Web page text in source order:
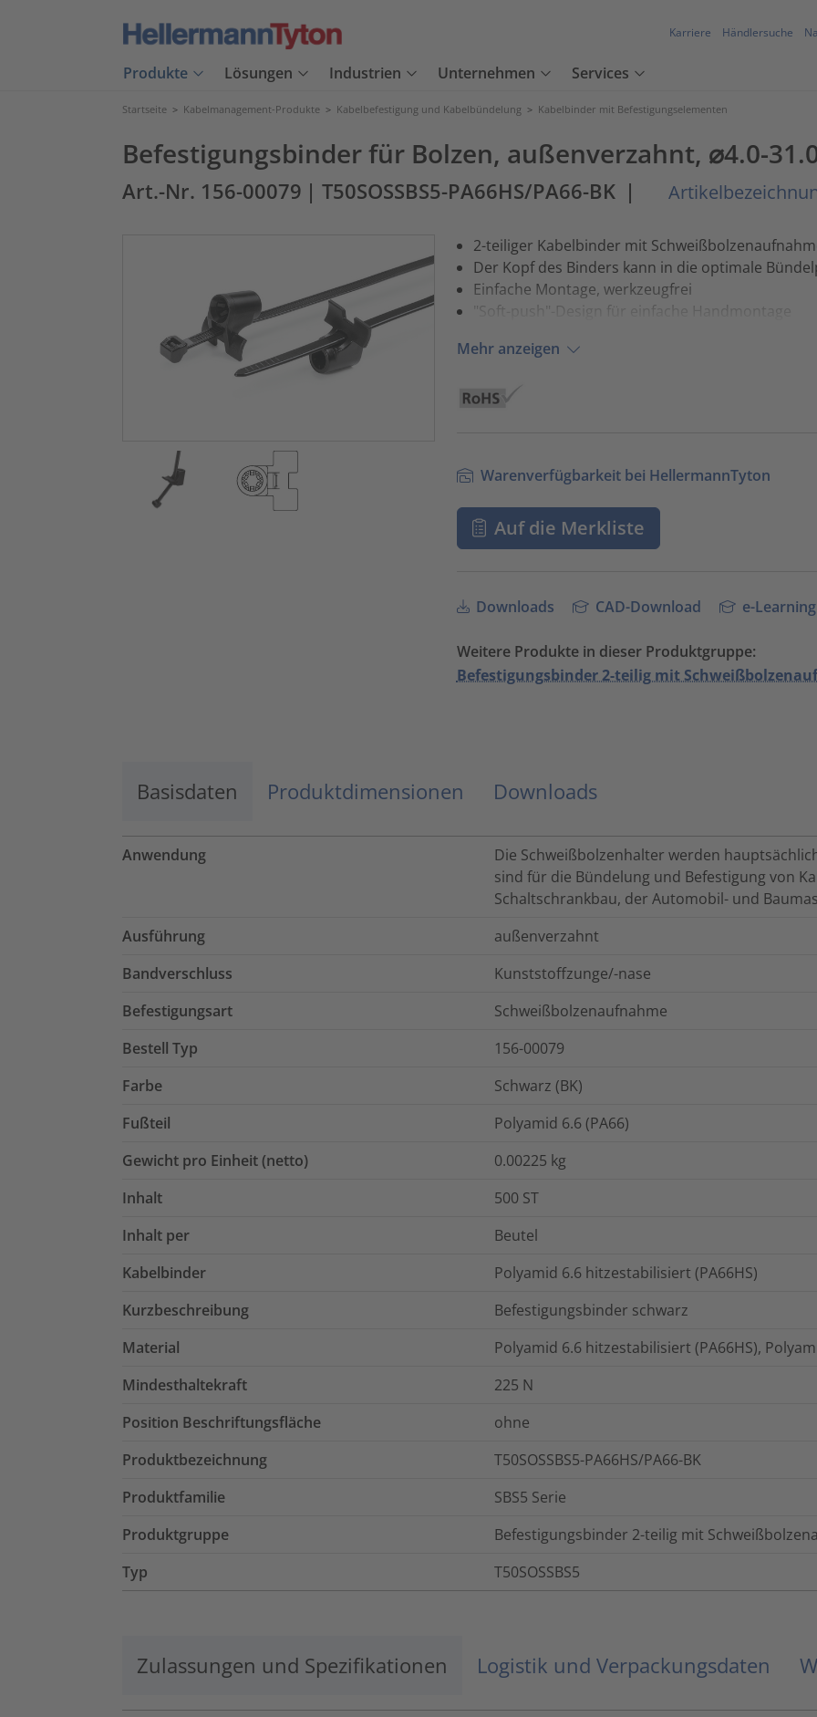
Karriere Händlersuche
Produkte Lösungen Industrien Unternehmen Services
Startseite > Kabelmanagement-Produkte > Kabelbefestigung und Kabelbündelung > Kabelbinder mit Befestigungselementen
Befestigungsbinder für Bolzen, außenverzahnt, ⌀4.0-
Art.-Nr. 156-00079 | T50SOSSBS5-PA66HS/PA66-BK |
2-teiliger Kabelbinder mit
Der Kopf des Binders kann in die optimale
Einfache Montage, werkzeugfrei
"Soft-push"-Design für einfache Handmontage
Mehr anzeigen
Warenverfügbarkeit bei HellermannTyton
Auf die Merkliste
Downloads CAD-Download e-Learning
Weitere Produkte in dieser Produktgruppe:
Befestigungsbinder 2-teilig mit
Basisdaten Produktdimensionen Downloads
Anwendung
Die Schweißbolzenhalter werden
sind für die Bündelung und Befestigung von
Schaltschrankbau, der Automobil- und
Ausführung
außenverzahnt
Bandverschluss
Kunststoffzunge/-nase
Befestigungsart
Schweißbolzenaufnahme
Bestell Typ
156-00079
Farbe
Schwarz (BK)
Fußteil
Polyamid 6.6 (PA66)
Gewicht pro Einheit (netto)
0.00225 kg
Inhalt
500 ST
Inhalt per
Beutel
Kabelbinder
Polyamid 6.6 hitzestabilisiert (PA66HS)
Kurzbeschreibung
Befestigungsbinder schwarz
Material
Polyamid 6.6 hitzestabilisiert (PA66HS),
Mindesthaltekraft
225 N
Position Beschriftungsfläche
ohne
Produktbezeichnung
T50SOSSBS5-PA66HS/PA66-BK
Produktfamilie
SBS5 Serie
Produktgruppe
Befestigungsbinder 2-teilig mit
Typ
T50SOSSBS5
Zulassungen und Spezifikationen Logistik und Verpackungsdaten